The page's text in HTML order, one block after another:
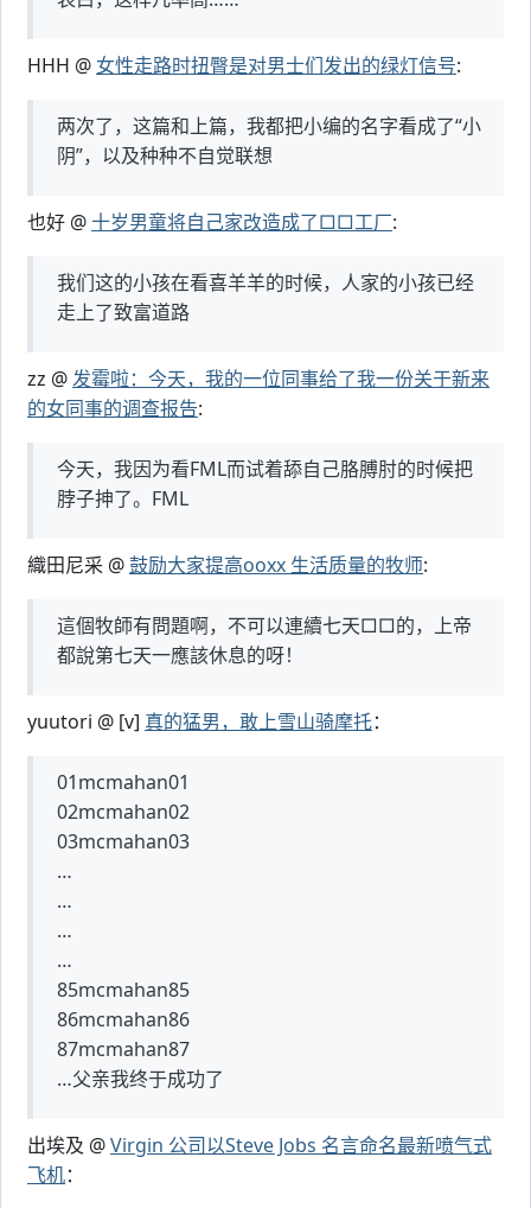
HHH @ 女性走路时扭臀是对男士们发出的绿灯信号:
两次了，这篇和上篇，我都把小编的名字看成了“小
阴”，以及种种不自觉联想
也好 @十岁男童将自己家改造成了□□工厂:
我们这的小孩在看喜羊羊的时候，人家的小孩已经
走上了致富道路
zz @发霉啦：今天，我的一位同事给了我一份关于新来
的女同事的调查报告:
今天，我因为看FML而试着舔自己胳膊肘的时候把
脖子抻了。FML
織田尼采 @鼓励大家提高ooxx 生活质量的牧师:
這個牧師有問題啊，不可以連續七天□□的，上帝
都說第七天一應該休息的呀！
yuutori @ [v] 真的猛男，敢上雪山骑摩托：
01mcmahan01
02mcmahan02
03mcmahan03
…
…
…
…
85mcmahan85
86mcmahan86
87mcmahan87
…父亲我终于成功了
出埃及 @Virgin 公司以Steve Jobs 名言命名最新喷气式
飞机：